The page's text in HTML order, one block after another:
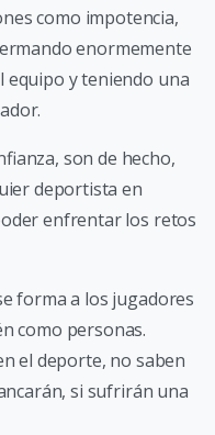
como impotencia,
enormemente
equipo y teniendo una
son de hecho,
deportista en
enfrentar los retos
forma a los jugadores
como personas.
el deporte, no saben
si sufrirán una